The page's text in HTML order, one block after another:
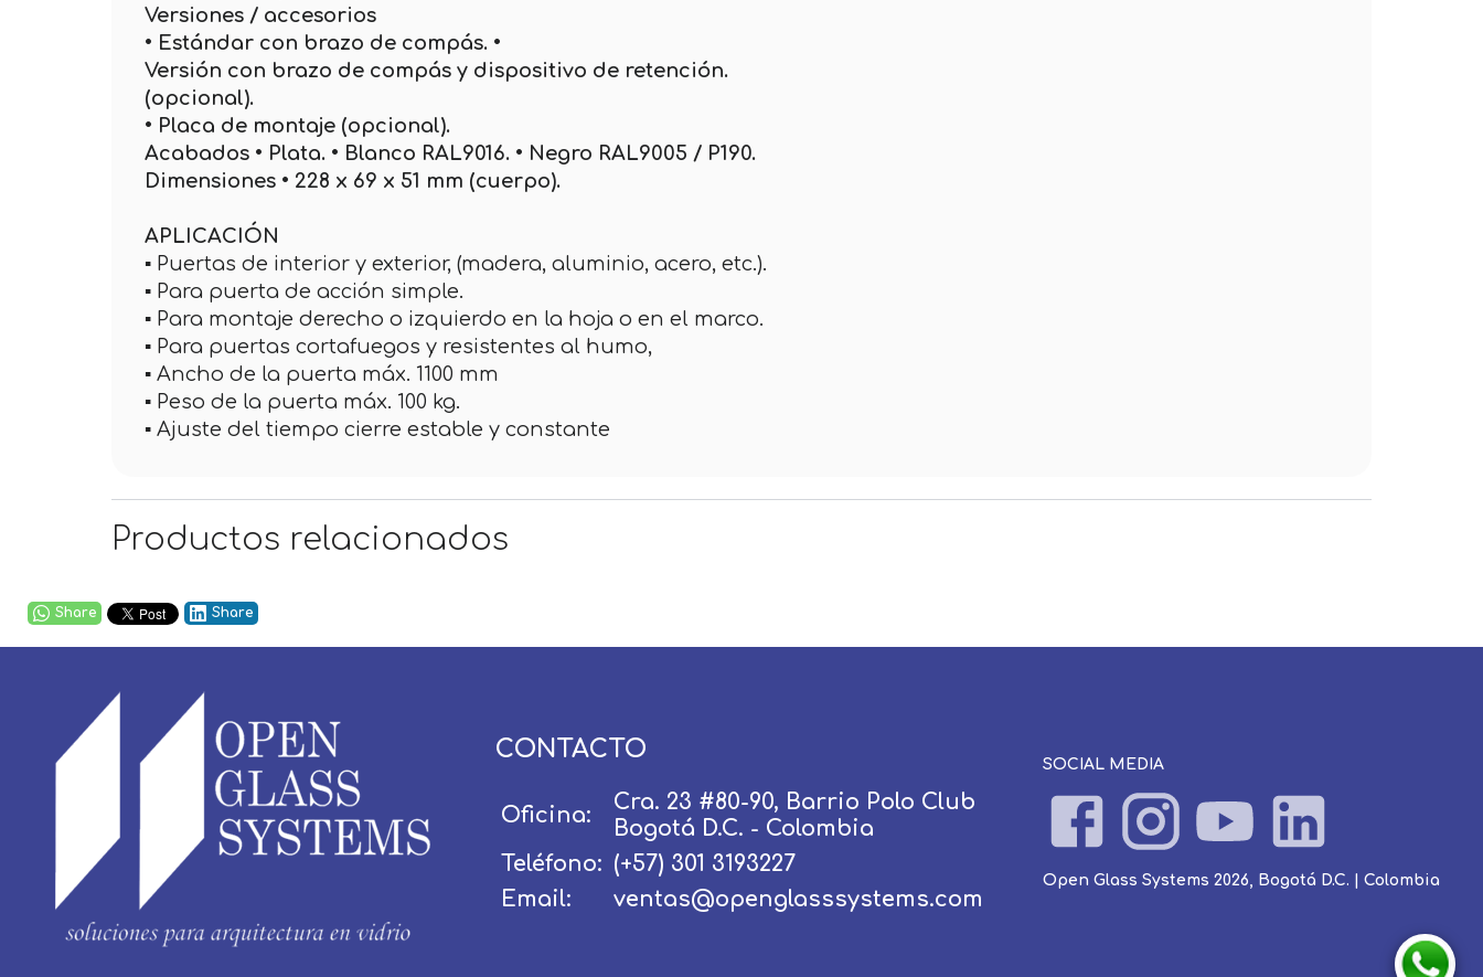
Versiones / accesorios
• Estándar con brazo de compás. •
Versión con brazo de compás y dispositivo de retención.
(opcional).
• Placa de montaje (opcional).
Acabados • Plata. • Blanco RAL9016. • Negro RAL9005 / P190.
Dimensiones • 228 x 69 x 51 mm (cuerpo).
APLICACIÓN
▪ Puertas de interior y exterior, (madera, aluminio, acero, etc.).
▪ Para puerta de acción simple.
▪ Para montaje derecho o izquierdo en la hoja o en el marco.
▪ Para puertas cortafuegos y resistentes al humo,
▪ Ancho de la puerta máx. 1100 mm
▪ Peso de la puerta máx. 100 kg.
▪ Ajuste del tiempo cierre estable y constante
Productos relacionados
Share Share
CONTACTO
Oficina:
Cra. 23 #80-90, Barrio Polo Club
Bogotá D.C. - Colombia
Teléfono: (+57) 301 3193227
Email:
ventas@openglasssystems.com
SOCIAL MEDIA
Open Glass Systems 2026, Bogotá D.C. | Colombia
Recordar Olvidé mi contraseña
Ingresar